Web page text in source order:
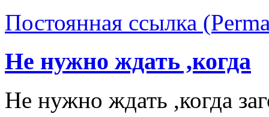
Постоянная ссылка
Не нужно ждать ,когда
Не нужно ждать ,когда